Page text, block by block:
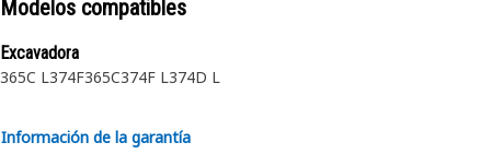
Modelos compatibles
Excavadora
365C L374F365C374F L374D L
Información de la garantía